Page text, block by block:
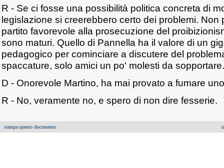
R - Se ci fosse una possibilità politica concreta di
legislazione si creerebbero certo dei problemi. Non
partito favorevole alla prosecuzione del
sono maturi. Quello di Pannella ha il valore di un
pedagogico per cominciare a discutere del
spaccature, solo amici un po' molesti da sopportare.
D - Onorevole Martino, ha mai provato a fumare
R - No, veramente no, e spero di non dire fesserie.
stampa questo documento